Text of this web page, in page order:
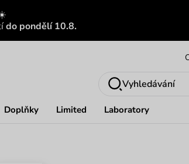
do pondělí 10.8.
Doplňky Limited Laboratory
Vyhledávání